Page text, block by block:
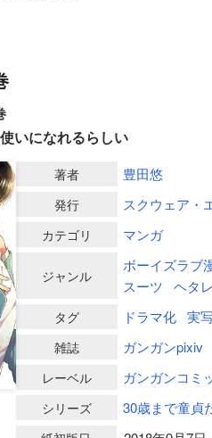
いになれるらしい
著者 豊田悠
発行 スクウェア・
カテゴリ マンガ
ジャンル
ボーイズラブ
スーツ
ヘタレ
タグ ドラマ化 実
雑誌 ガンガンpixiv
レーベル ガンガンコミ
シリーズ 30歳まで童貞